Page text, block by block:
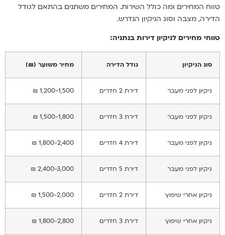
טווח המחירים ומה כולל השירות. המחירים משתנים בהתאם לגודל
הדירה, מצבה וסוג הניקיון הנדרש.
טווחי מחירים לניקיון דירות בנתניה:
סוג הניקיון גודל הדירה מחיר משוער (₪)
ניקיון לפני מעבר דירת 2 חדרים 1,200-1,500 ₪
ניקיון לפני מעבר דירת 3 חדרים 1,500-1,800 ₪
ניקיון לפני מעבר דירת 4 חדרים 1,800-2,400 ₪
ניקיון לפני מעבר דירת 5 חדרים 2,400-3,000 ₪
ניקיון אחרי שיפוץ דירת 2 חדרים 1,500-2,000 ₪
ניקיון אחרי שיפוץ דירת 3 חדרים 1,800-2,800 ₪